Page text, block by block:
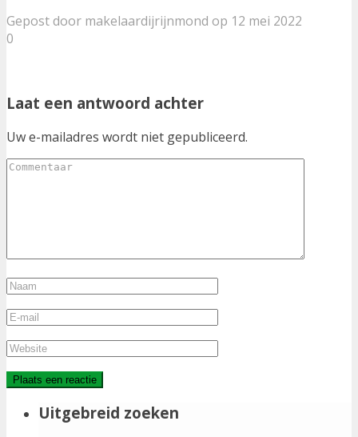
Gepost door makelaardijrijnmond op 12 mei 2022
0
Laat een antwoord achter
Uw e-mailadres wordt niet gepubliceerd.
Uitgebreid zoeken